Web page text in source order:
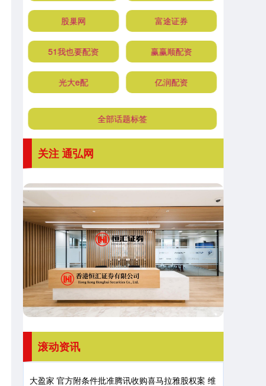
股巢网 富途证券
51我也要配资 赢赢顺配资
光大e配 亿润配资
全部话题标签
关注 通弘网
滚动资讯
护
争